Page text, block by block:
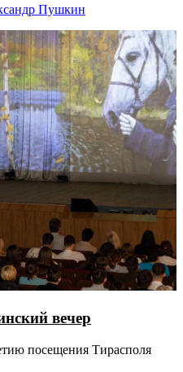
Пушкин
вечер
посещения Тирасполя